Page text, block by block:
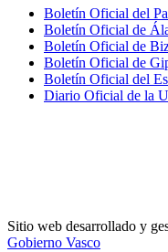
Boletín Oficial del
Boletín Oficial de
Boletín Oficial de
Boletín Oficial de
Boletín Oficial del
Diario Oficial de la
Sitio web desarrollado y
Gobierno Vasco